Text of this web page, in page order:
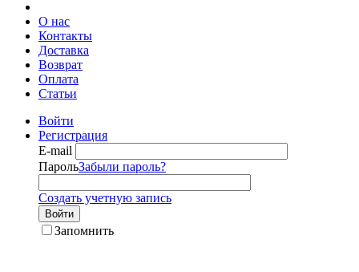
О нас
Контакты
Доставка
Возврат
Оплата
Статьи
Войти
Регистрация
E-mail
ПарольЗабыли пароль?
Создать учетную запись
Войти
Запомнить